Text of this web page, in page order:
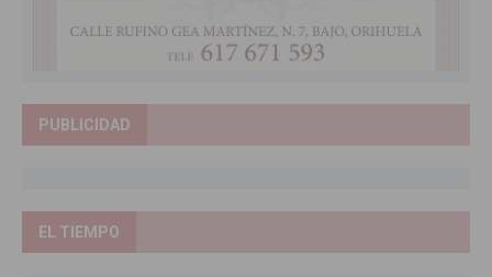
PUBLICIDAD
EL TIEMPO